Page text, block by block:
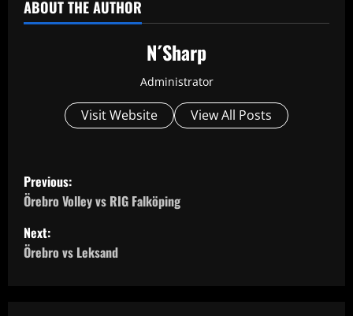
ABOUT THE AUTHOR
N´Sharp
Administrator
Visit Website View All Posts
P
o
s
Previous:
Örebro Volley vs RIG Falköping
Next:
Örebro vs Leksand